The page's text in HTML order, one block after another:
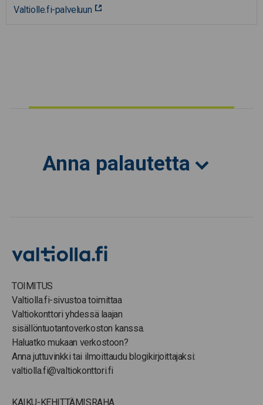
Valtiolle.fi-palveluun
Anna palautetta
TOIMITUS
Valtiolla.fi-sivustoa toimittaa
Valtiokonttori yhdessä laajan
sisällöntuotantoverkoston kanssa.
Haluatko mukaan verkostoon?
Anna juttuvinkki tai ilmoittaudu blogikirjoittajaksi:
valtiolla.fi@valtiokonttori.fi
KAIKU-KEHITTÄMISRAHA